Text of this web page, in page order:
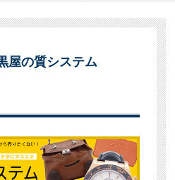
屋の質システム